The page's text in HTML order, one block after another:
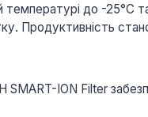
температурі до -
Продуктивність
SMART-ION Filter